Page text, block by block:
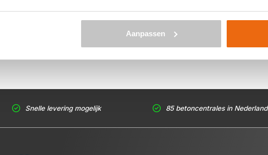
Aanpassen
een gerichte prijs per e-mail voor 's-Gravenzande.
in de offertemail je beton bestellen. Levering in 's-Gravenzande is al
kuub betonspecie je nodig hebt? Zie voor de berekening:
Snelle levering mogelijk 85 betoncentrales in Nederland